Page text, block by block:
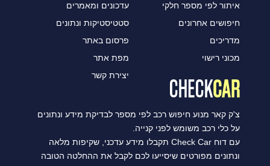
איתור לפי מספר חלקי
חיפושים אחרונים
מדריכים
מכוני רישוי
עדכונים ומאמרים
סטטיסטיקות ונתונים
פרסום באתר
מפת אתר
יצירת קשר
צ'ק קאר מנוע חיפוש רכב לפי מספר לבדיקת מידע ונתונים
על כלי רכב משומש לפני קנייה.
עם דוח Check Car תקבלו מידע עדכני, שקיפות מלאה
ונתונים מפורטים שיסייעו לכם לקבל את ההחלטה הטובה